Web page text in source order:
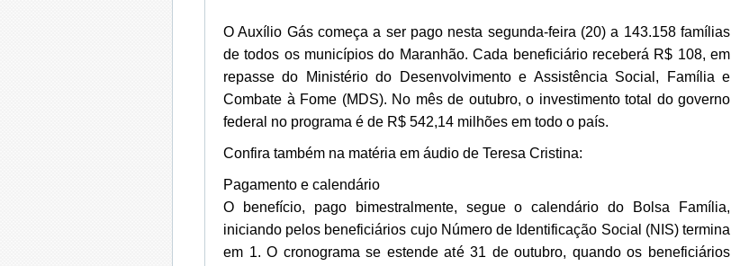
O Auxílio Gás começa a ser pago nesta segunda-feira (20) a 143.158 famílias
de todos os municípios do Maranhão. Cada beneficiário receberá R$ 108, em
repasse do Ministério do Desenvolvimento e Assistência Social, Família e
Combate à Fome (MDS). No mês de outubro, o investimento total do governo
federal no programa é de R$ 542,14 milhões em todo o país.
Confira também na matéria em áudio de Teresa Cristina:
Pagamento e calendário
O benefício, pago bimestralmente, segue o calendário do Bolsa Família,
iniciando pelos beneficiários cujo Número de Identificação Social (NIS) termina
em 1. O cronograma se estende até 31 de outubro, quando os beneficiários